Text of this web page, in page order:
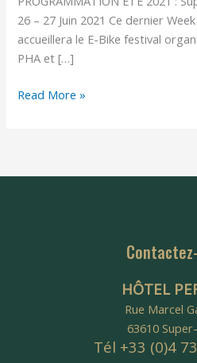
26 – 27 Juin 2021 Ce dernier
accueillera le E-Bike festival
PHA et […]
Read More »
HÔTEL
Rue Marcel
63610
Tél +33 (0)4